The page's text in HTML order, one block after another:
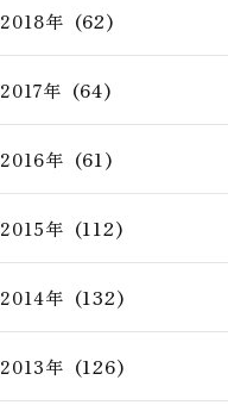
2018年 (62)
2017年 (64)
2016年 (61)
2015年 (112)
2014年 (132)
2013年 (126)